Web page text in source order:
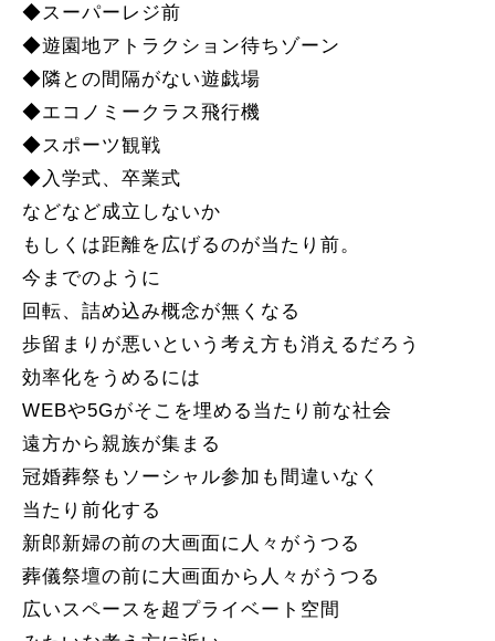
◆スーパーレジ前
◆遊園地アトラクション待ちゾーン
◆隣との間隔がない遊戯場
◆エコノミークラス飛行機
◆スポーツ観戦
◆入学式、卒業式
などなど成立しないか
もしくは距離を広げるのが当たり前。
今までのように
回転、詰め込み概念が無くなる
歩留まりが悪いという考え方も消えるだろう
効率化をうめるには
WEBや5Gがそこを埋める当たり前な社会
遠方から親族が集まる
冠婚葬祭もソーシャル参加も間違いなく
当たり前化する
新郎新婦の前の大画面に人々がうつる
葬儀祭壇の前に大画面から人々がうつる
広いスペースを超プライベート空間